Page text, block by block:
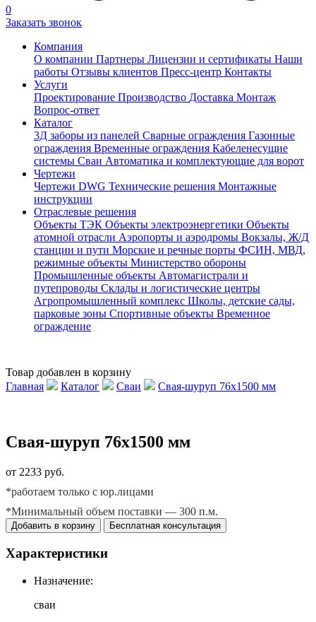
0
Заказать звонок
Компания
О компании Партнеры Лицензии и сертификаты Наши
работы Отзывы клиентов Пресс-центр Контакты
Услуги
Проектирование Производство Доставка Монтаж
Вопрос-ответ
Каталог
3Д заборы из панелей Сварные ограждения Газонные
ограждения Временные ограждения Кабеленесущие
системы Cваи Автоматика и комплектующие для ворот
Чертежи
Чертежи DWG Технические решения Монтажные
инструкции
Отраслевые решения
Объекты ТЭК Объекты электроэнергетики Объекты
атомной отрасли Аэропорты и аэродромы Вокзалы, Ж/Д
станции и пути Морские и речные порты ФСИН, МВД,
режимные объекты Министерство обороны
Промышленные объекты Автомагистрали и
путепроводы Склады и логистические центры
Агропромышленный комплекс Школы, детские сады,
парковые зоны Спортивные объекты Временное
ограждение
Товар добавлен в корзину
Главная
Каталог Сваи Свая-шуруп 76х1500 мм
Свая-шуруп 76х1500 мм
от 2233 руб.
*работаем только с юр.лицами
*Минимальный объем поставки — 300 п.м.
Добавить в корзину Бесплатная консультация
Характеристики
Назначение:
сваи